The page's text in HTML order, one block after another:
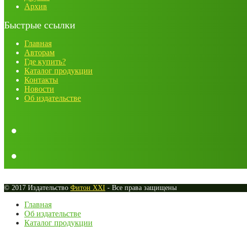
Архив
Быстрые ссылки
Главная
Авторам
Где купить?
Каталог продукции
Контакты
Новости
Об издательстве
© 2017 Издательство Фитон XXI - Все права защищены
Главная
Об издательстве
Каталог продукции